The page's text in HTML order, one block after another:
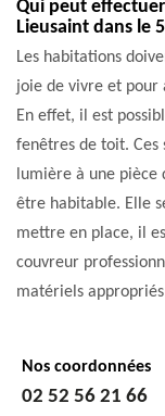
Qui peut
Lieusaint dans le
Les habitations
joie de vivre et pour
En effet, il est
fenêtres de toit. Ces
lumière à une
être habitable. Elle
mettre en place, il
couvreur
matériels
Nos coordonnées
02 52 56 21 66